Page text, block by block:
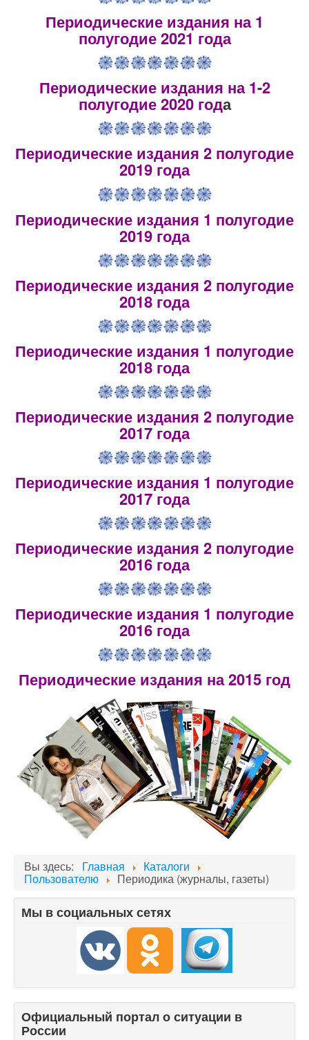
Периодические издания на 1
полугодие 2021 года
Периодические издания на 1-2
полугодие 2020 года
Периодические издания 2 полугодие
2019 года
Периодические издания 1 полугодие
2019 года
Периодические издания 2 полугодие
2018 года
Периодические издания 1 полугодие
2018 года
Периодические издания 2 полугодие
2017 года
Периодические издания 1 полугодие
2017 года
Периодические издания 2 полугодие
2016 года
Периодические издания 1 полугодие
2016 года
Периодические издания на 2015 год
Вы здесь: Главная Каталоги
Пользователю Периодика (журналы, газеты)
Мы в социальных сетях
Официальный портал о ситуации в
России